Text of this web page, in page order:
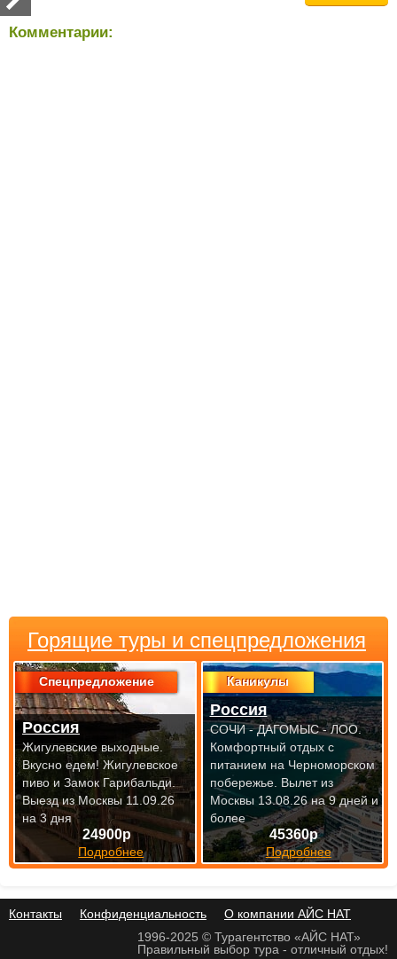
Комментарии:
Горящие туры и спецпредложения
Спецпредложение
24900р
Подробнее
Россия
Жигулевские выходные.
Вкусно едем! Жигулевское
пиво и Замок Гарибальди.
Выезд из Москвы 11.09.26
на 3 дня
Каникулы
45360р
Подробнее
Россия
СОЧИ - ДАГОМЫС - ЛОО.
Комфортный отдых с
питанием на Черноморском
побережье. Вылет из
Москвы 13.08.26 на 9 дней и
более
Контакты Конфиденциальность
О компании АЙС НАТ
1996-2025 © Турагентство «АЙС НАТ»
Правильный выбор тура - отличный отдых!